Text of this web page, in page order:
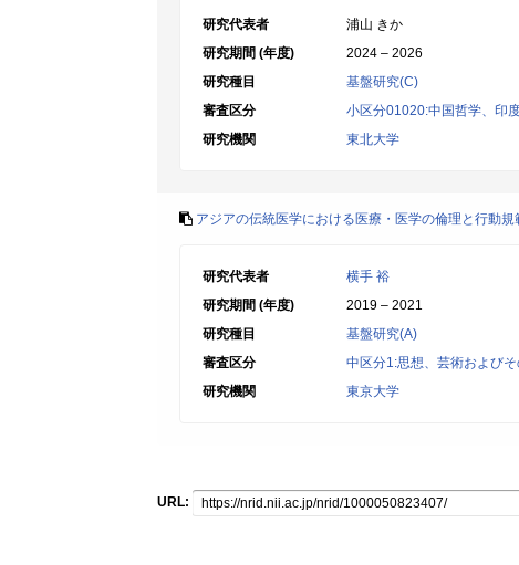
研究代表者
浦山 きか
研究期間 (年度)
2024 – 2026
研究種目
基盤研究(C)
審査区分
小区分01020:中国哲学、印
研究機関
東北大学
アジアの伝統医学における医療・医学の倫理と行動
研究代表者
横手 裕
研究期間 (年度)
2019 – 2021
研究種目
基盤研究(A)
審査区分
中区分1:思想、芸術および
研究機関
東京大学
URL: